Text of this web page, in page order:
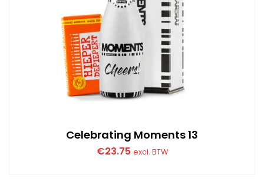
Celebrating Moments 13
€23.75 excl. BTW